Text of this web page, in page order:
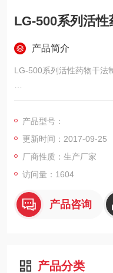
LG-500系列活
产品简介
LG-500系列活性药物干法
用途
干法制粒机是新型高效
品、制粒生产、基于诸多
性药物的加工处理，特别
产品型号：
更新时间：2017-09-25
厂商性质：生产厂家
访问量：1604
产品咨询
产品分类